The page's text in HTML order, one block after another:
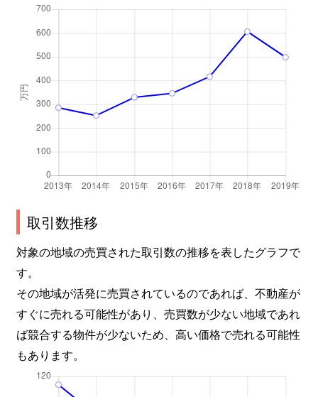
取引数推移
対象の地域の売買された取引数の推移を表したグラフで
す。
その地域が活発に売買されているのであれば、不動産が
すぐに売れる可能性があり、売買数が少ない地域であれ
ば競合する物件が少ないため、高い価格で売れる可能性
もあります。